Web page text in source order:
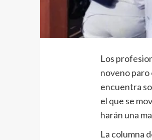
Los
noveno paro
encuentra
el que se
harán una
La columna